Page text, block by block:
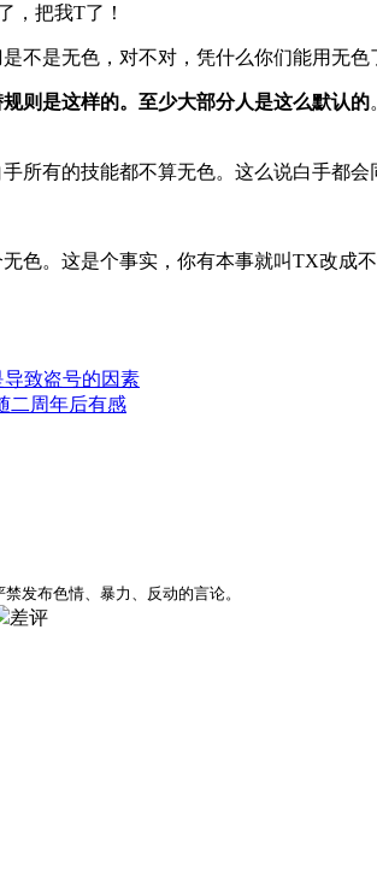
把我T了！
是无色，对不对，凭什么你们能用无色
则是这样的。至少大部分人是这么默认的
有的技能都不算无色。这么说白手都会
。这是个事实，你有本事就叫TX改成
致盗号的因素
二周年后有感
发布色情、暴力、反动的言论。
差评